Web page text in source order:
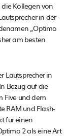
Kollegen von
in der
„Optimo
am besten
Lautsprecher in
Bezug auf die
Five und dem
RAM und Flash-
für einen
2 als eine Art